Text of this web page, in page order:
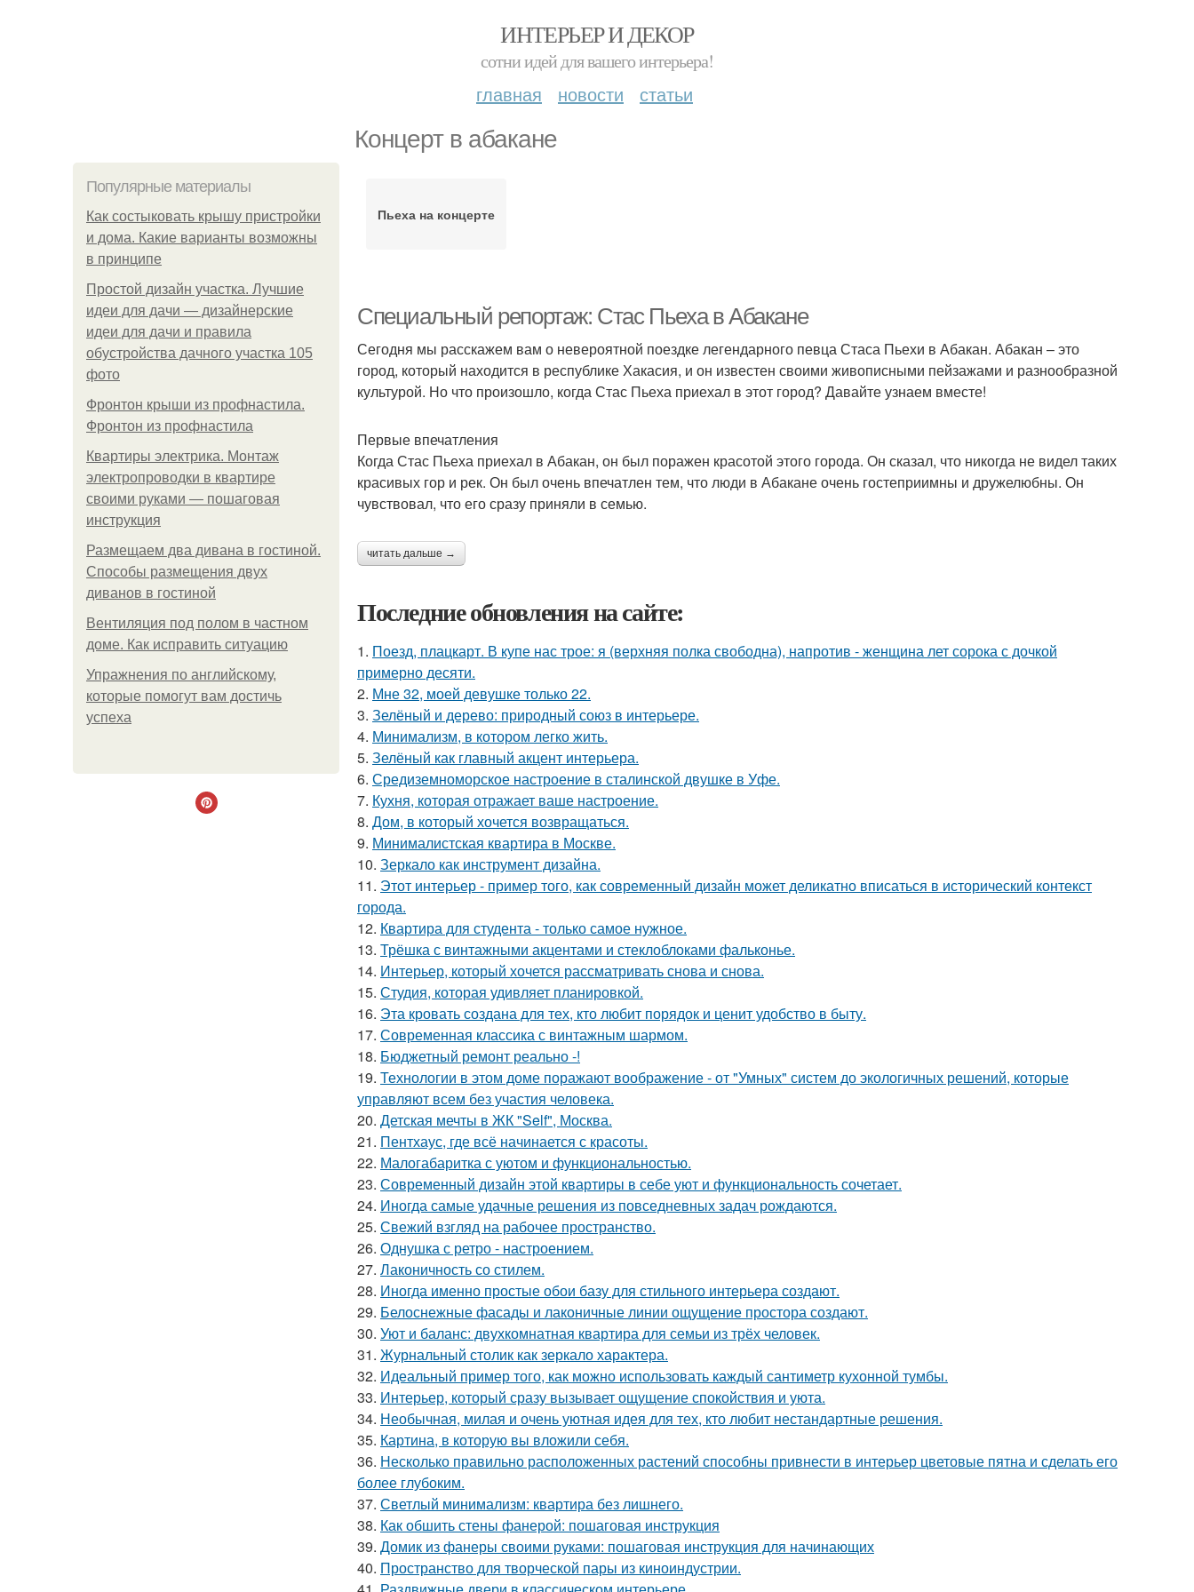
ИНТЕРЬЕР И ДЕКОР
сотни идей для вашего интерьера!
главная новости статьи
Концерт в абакане
Популярные материалы
Как состыковать крышу пристройки
и дома. Какие варианты возможны
в принципе
Простой дизайн участка. Лучшие
идеи для дачи — дизайнерские
идеи для дачи и правила
обустройства дачного участка 105
фото
Фронтон крыши из профнастила.
Фронтон из профнастила
Квартиры электрика. Монтаж
электропроводки в квартире
своими руками — пошаговая
инструкция
Размещаем два дивана в гостиной.
Способы размещения двух
диванов в гостиной
Вентиляция под полом в частном
доме. Как исправить ситуацию
Упражнения по английскому,
которые помогут вам достичь
успеха
Пьеха на концерте
Специальный репортаж: Стас Пьеха в Абакане
Сегодня мы расскажем вам о невероятной поездке легендарного певца Стаса Пьехи в Абакан. Абакан – это
город, который находится в республике Хакасия, и он известен своими живописными пейзажами и разнообразной
культурой. Но что произошло, когда Стас Пьеха приехал в этот город? Давайте узнаем вместе!
Первые впечатления
Когда Стас Пьеха приехал в Абакан, он был поражен красотой этого города. Он сказал, что никогда не видел таких
красивых гор и рек. Он был очень впечатлен тем, что люди в Абакане очень гостеприимны и дружелюбны. Он
чувствовал, что его сразу приняли в семью.
читать дальше →
Последние обновления на сайте:
1. Поезд, плацкарт. В купе нас трое: я (верхняя полка свободна), напротив - женщина лет сорока с дочкой
примерно десяти.
2. Мне 32, моей девушке только 22.
3. Зелёный и дерево: природный союз в интерьере.
4. Минимализм, в котором легко жить.
5. Зелёный как главный акцент интерьера.
6. Средиземноморское настроение в сталинской двушке в Уфе.
7. Кухня, которая отражает ваше настроение.
8. Дом, в который хочется возвращаться.
9. Минималистская квартира в Москве.
10. Зеркало как инструмент дизайна.
11. Этот интерьер - пример того, как современный дизайн может деликатно вписаться в исторический контекст
города.
12. Квартира для студента - только самое нужное.
13. Трёшка с винтажными акцентами и стеклоблоками фальконье.
14. Интерьер, который хочется рассматривать снова и снова.
15. Студия, которая удивляет планировкой.
16. Эта кровать создана для тех, кто любит порядок и ценит удобство в быту.
17. Современная классика с винтажным шармом.
18. Бюджетный ремонт реально -!
19. Технологии в этом доме поражают воображение - от "Умных" систем до экологичных решений, которые
управляют всем без участия человека.
20. Детская мечты в ЖК "Self", Москва.
21. Пентхаус, где всё начинается с красоты.
22. Малогабаритка с уютом и функциональностью.
23. Современный дизайн этой квартиры в себе уют и функциональность сочетает.
24. Иногда самые удачные решения из повседневных задач рождаются.
25. Свежий взгляд на рабочее пространство.
26. Однушка с ретро - настроением.
27. Лаконичность со стилем.
28. Иногда именно простые обои базу для стильного интерьера создают.
29. Белоснежные фасады и лаконичные линии ощущение простора создают.
30. Уют и баланс: двухкомнатная квартира для семьи из трёх человек.
31. Журнальный столик как зеркало характера.
32. Идеальный пример того, как можно использовать каждый сантиметр кухонной тумбы.
33. Интерьер, который сразу вызывает ощущение спокойствия и уюта.
34. Необычная, милая и очень уютная идея для тех, кто любит нестандартные решения.
35. Картина, в которую вы вложили себя.
36. Несколько правильно расположенных растений способны привнести в интерьер цветовые пятна и сделать его
более глубоким.
37. Светлый минимализм: квартира без лишнего.
38. Как обшить стены фанерой: пошаговая инструкция
39. Домик из фанеры своими руками: пошаговая инструкция для начинающих
40. Пространство для творческой пары из киноиндустрии.